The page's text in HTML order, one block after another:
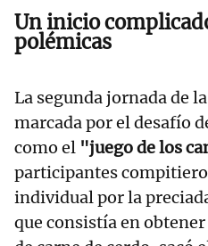
Un inicio
polémicas
La segunda jornada de
marcada por el desafío
como el "juego de los
participantes
individual por la
que consistía en